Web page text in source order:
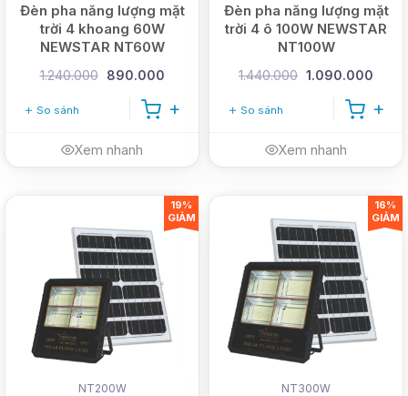
Đèn pha năng lượng mặt
trời 4 khoang 60W
NEWSTAR NT60W
1.240.000 890.000
So sánh
Xem nhanh
Đèn pha năng lượng mặt
trời 4 ô 100W NEWSTAR
NT100W
1.440.000 1.090.000
So sánh
Xem nhanh
NT200W
19%
GIẢM
NT300W
16%
GIẢM